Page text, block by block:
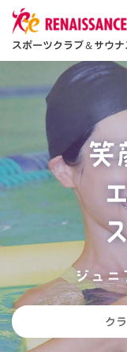
スポーツクラブ＆サウ
笑
ジュニ
ク